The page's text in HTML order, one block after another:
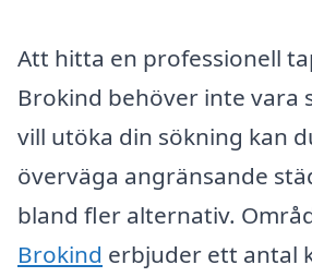
Att hitta en professionell
Brokind behöver inte vara
vill utöka din sökning kan
överväga angränsande
bland fler alternativ.
Brokind erbjuder ett antal